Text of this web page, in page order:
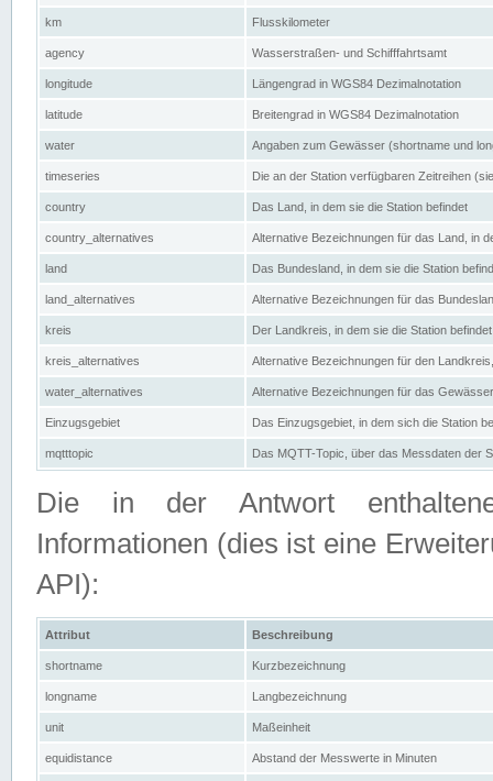
km Flusskilometer
agency Wasserstraßen- und Schifffahrtsamt
longitude Längengrad in WGS84 Dezimalnotation
latitude Breitengrad in WGS84 Dezimalnotation
water Angaben zum Gewässer (shortname und
timeseries Die an der Station verfügbaren Zeitreihen
country Das Land, in dem sie die Station befindet
country_alternatives Alternative Bezeichnungen für das Land, in
land Das Bundesland, in dem sie die Station
land_alternatives Alternative Bezeichnungen für das
kreis Der Landkreis, in dem sie die Station befindet
kreis_alternatives Alternative Bezeichnungen für den
water_alternatives Alternative Bezeichnungen für das
Einzugsgebiet Das Einzugsgebiet, in dem sich die Station
mqtttopic Das MQTT-Topic, über das Messdaten der
Die in der Antwort
Informationen (dies ist eine
API):
Attribut Beschreibung
shortname Kurzbezeichnung
longname Langbezeichnung
unit Maßeinheit
equidistance Abstand der Messwerte in Minuten